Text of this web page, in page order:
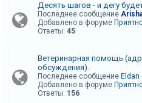
м
з
Десять шагов - и дегу
Последнее сообщение
Добавлено в форуме
Ответы: 45
Ветеринарная помощь
обсуждения).
Последнее сообщение Eldan
Добавлено в форуме
Ответы: 156